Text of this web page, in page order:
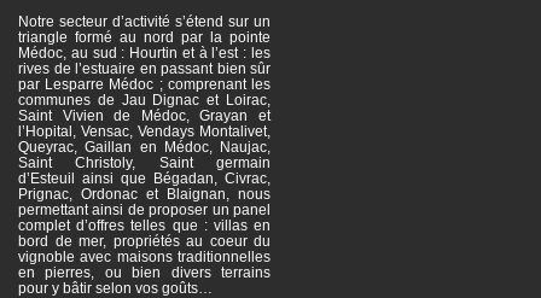
Notre secteur d’activité s’étend sur un
triangle formé au nord par la pointe
Médoc, au sud : Hourtin et à l’est : les
rives de l’estuaire en passant bien sûr
par Lesparre Médoc ; comprenant les
communes de Jau Dignac et Loirac,
Saint Vivien de Médoc, Grayan et
l’Hopital, Vensac, Vendays Montalivet,
Queyrac, Gaillan en Médoc, Naujac,
Saint Christoly, Saint germain
d’Esteuil ainsi que Bégadan, Civrac,
Prignac, Ordonac et Blaignan, nous
permettant ainsi de proposer un panel
complet d’offres telles que : villas en
bord de mer, propriétés au coeur du
vignoble avec maisons traditionnelles
en pierres, ou bien divers terrains
pour y bâtir selon vos goûts…